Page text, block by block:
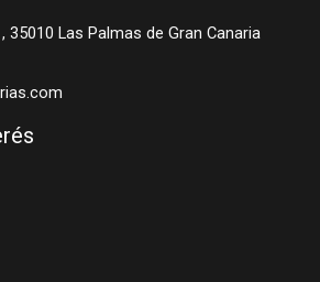
35010 Las Palmas de Gran Canaria